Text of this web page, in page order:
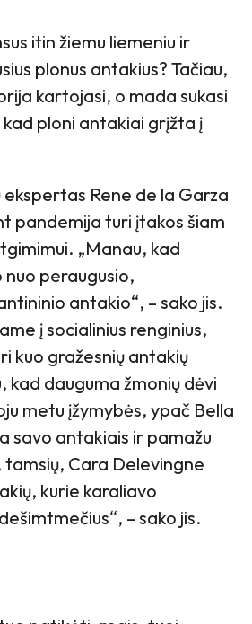
itin žiemu liemeniu ir
plonus antakius? Tačiau,
kartojasi, o mada sukasi
ploni antakiai grįžta į
Rene de la Garza
pandemija turi įtakos šiam
„Manau, kad
peraugusio,
antakio“, – sako jis.
į socialinius renginius,
kuo gražesnių antakių
kad dauguma žmonių dėvi
metu įžymybės, ypač Bella
savo antakiais ir pamažu
Cara Delevingne
kurie karaliavo
– sako jis.